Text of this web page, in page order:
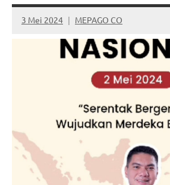
3 Mei 2024 MEPAGO CO
No
comments